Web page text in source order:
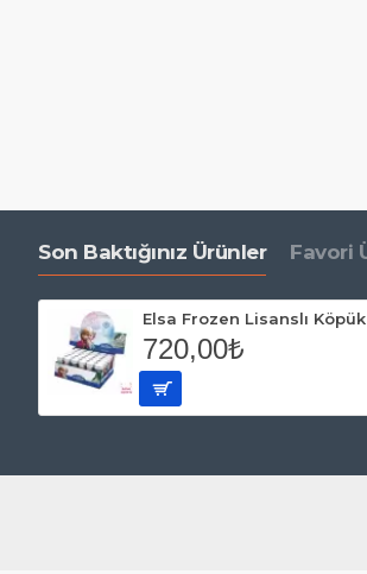
Son Baktığınız Ürünler Favori
720,00₺